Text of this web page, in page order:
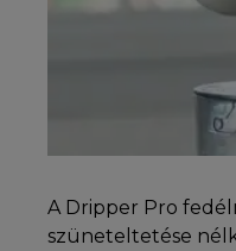
A Dripper Pro
szüneteltetése